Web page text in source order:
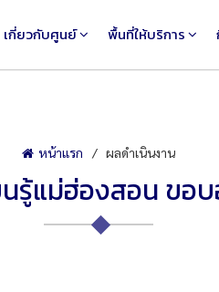
เกี่ยวกับศูนย์ พื้นที่ให้บริการ
หน้าแรก ผลดำเนินงาน
นรู้แม่ฮ่องสอน ขอ